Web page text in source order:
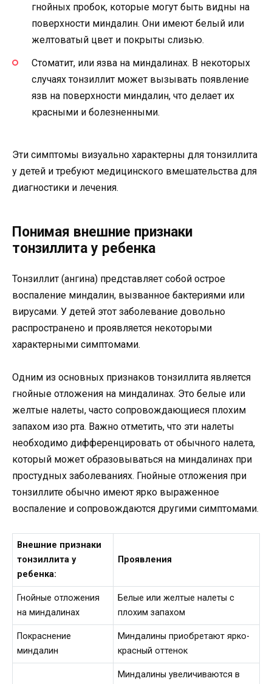
гнойных пробок, которые могут быть видны на
поверхности миндалин. Они имеют белый или
желтоватый цвет и покрыты слизью.
Стоматит, или язва на миндалинах. В некоторых
случаях тонзиллит может вызывать появление
язв на поверхности миндалин, что делает их
красными и болезненными.
Эти симптомы визуально характерны для тонзиллита
у детей и требуют медицинского вмешательства для
диагностики и лечения.
Понимая внешние признаки
тонзиллита у ребенка
Тонзиллит (ангина) представляет собой острое
воспаление миндалин, вызванное бактериями или
вирусами. У детей этот заболевание довольно
распространено и проявляется некоторыми
характерными симптомами.
Одним из основных признаков тонзиллита является
гнойные отложения на миндалинах. Это белые или
желтые налеты, часто сопровождающиеся плохим
запахом изо рта. Важно отметить, что эти налеты
необходимо дифференцировать от обычного налета,
который может образовываться на миндалинах при
простудных заболеваниях. Гнойные отложения при
тонзиллите обычно имеют ярко выраженное
воспаление и сопровождаются другими симптомами.
Внешние признаки
тонзиллита у
ребенка:
Проявления
Гнойные отложения
на миндалинах
Белые или желтые налеты с
плохим запахом
Покраснение
миндалин
Миндалины приобретают ярко-
красный оттенок
Миндалины увеличиваются в